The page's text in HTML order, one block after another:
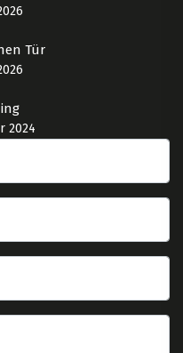
Tür
2024